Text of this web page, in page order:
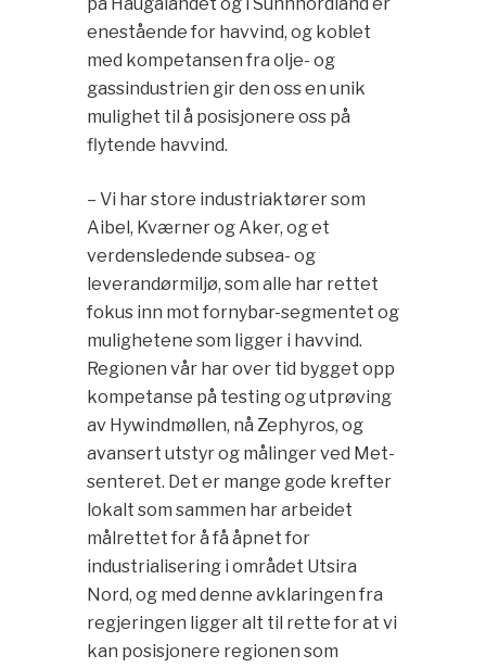
på Haugalandet og i Sunnhordland er
enestående for havvind, og koblet
med kompetansen fra olje- og
gassindustrien gir den oss en unik
mulighet til å posisjonere oss på
flytende havvind.
– Vi har store industriaktører som
Aibel, Kværner og Aker, og et
verdensledende subsea- og
leverandørmiljø, som alle har rettet
fokus inn mot fornybar-segmentet og
mulighetene som ligger i havvind.
Regionen vår har over tid bygget opp
kompetanse på testing og utprøving
av Hywindmøllen, nå Zephyros, og
avansert utstyr og målinger ved Met-
senteret. Det er mange gode krefter
lokalt som sammen har arbeidet
målrettet for å få åpnet for
industrialisering i området Utsira
Nord, og med denne avklaringen fra
regjeringen ligger alt til rette for at vi
kan posisjonere regionen som